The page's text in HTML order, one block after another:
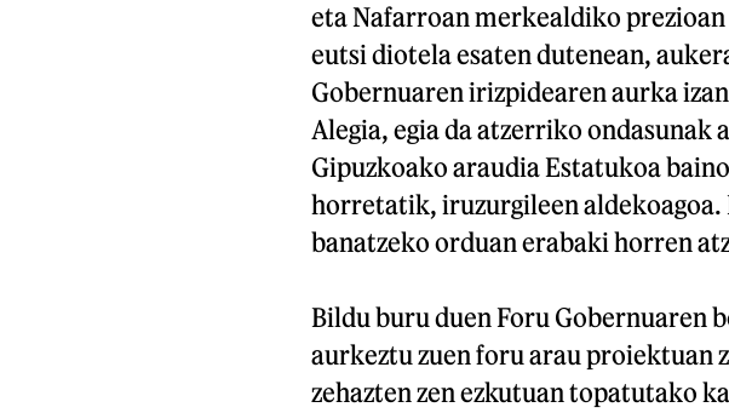
eta Nafarroan merkealdiko
eutsi diotela esaten dutenean,
Gobernuaren irizpidearen aurka
Alegia, egia da atzerriko ondasunak
Gipuzkoako araudia Estatukoa
horretatik, iruzurgileen aldekoagoa.
banatzeko orduan erabaki horren
Bildu buru duen Foru Gobernuaren
aurkeztu zuen foru arau proiektuan
zehazten zen ezkutuan topatutako